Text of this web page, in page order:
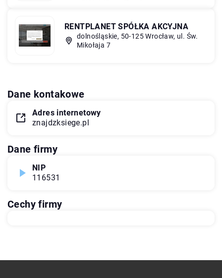
RENTPLANET SPÓŁKA AKCYJNA
dolnośląskie, 50-125 Wrocław, ul. Św.
Mikołaja 7
Dane kontakowe
Adres internetowy
znajdzksiege.pl
Dane firmy
NIP
116531
Cechy firmy